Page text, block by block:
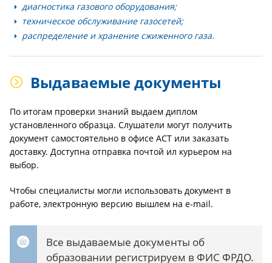
диагностика газового оборудования;
техническое обслуживание газосетей;
распределение и хранение сжиженного газа.
Выдаваемые документы
По итогам проверки знаний выдаем диплом
установленного образца. Слушатели могут получить
документ самостоятельно в офисе АСТ или заказать
доставку. Доступна отправка почтой ил курьером на
выбор.
Чтобы специалисты могли использовать документ в
работе, электронную версию вышлем на e-mail.
Все выдаваемые документы об
образовании регистрируем в ФИС ФРДО.